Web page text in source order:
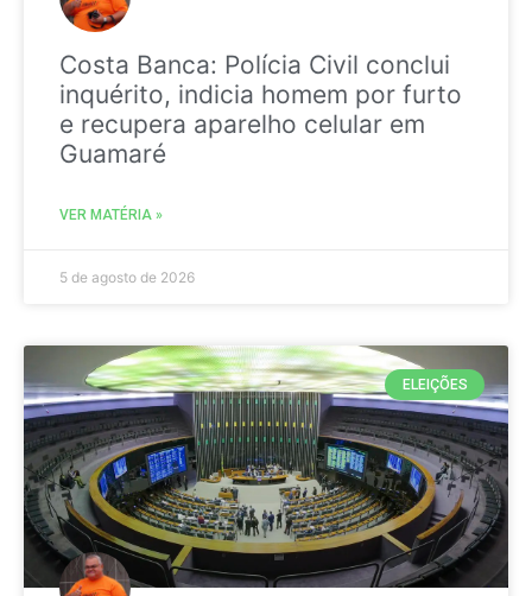
Costa Banca: Polícia Civil conclui
inquérito, indicia homem por furto
e recupera aparelho celular em
Guamaré
VER MATÉRIA »
5 de agosto de 2026
ELEIÇÕES